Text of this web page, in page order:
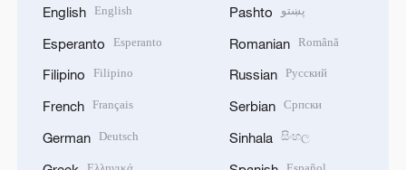
English English
Esperanto Esperanto
Filipino Filipino
French Français
German Deutsch
Pashto پښتو
Romanian Română
Russian Русский
Serbian Српски
Sinhala සිංහල